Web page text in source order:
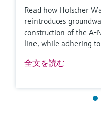
Read how Hölscher
reintroduces
construction of the A-
line, while adhering
全文を読む